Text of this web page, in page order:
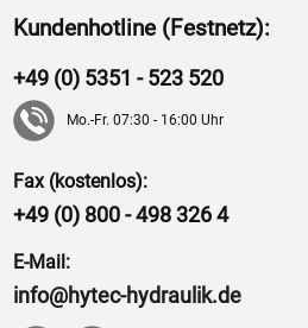
Kundenhotline (Festnetz):
+49 (0) 5351 - 523 520
Mo.-Fr. 07:30 - 16:00 Uhr
Fax (kostenlos):
+49 (0) 800 - 498 326 4
E-Mail:
info@hytec-hydraulik.de